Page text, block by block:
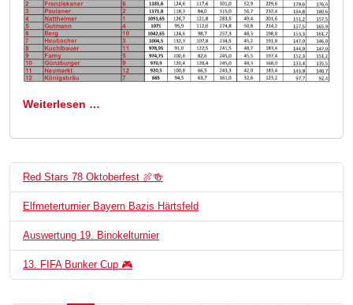
Weiterlesen …
Red Stars 78 Oktoberfest 🍖🍻
Elfmeterturnier Bayern Bazis Härtsfeld
Auswertung 19. Binokelturnier
13. FIFA Bunker Cup 🎮